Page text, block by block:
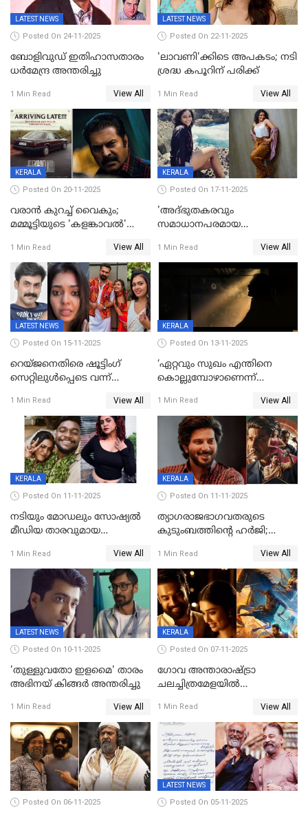
LATEST NEWS
Posted On 24-11-2025
ബോളിവുഡ് ഇതിഹാസതാരം
ധർമേന്ദ്ര അന്തരിച്ചു
1 Min Read View All
LATEST NEWS
Posted On 22-11-2025
'ലാവണി'ക്കിടെ അപകടം; നടി
ശ്രദ്ധ കപൂറിന് പരിക്ക്
1 Min Read View All
KERALA
Posted On 20-11-2025
വരാൻ കുറച്ച് വൈകും;
മമ്മൂട്ടിയുടെ 'കളങ്കാവൽ'
1 Min Read View All
KERALA
Posted On 17-11-2025
'അദ്‌ഭുതകരവും
സമാധാനപരമായ
വിവാഹമോചിതയായെന്ന് മീര
വാസുദേവൻ
1 Min Read View All
LATEST NEWS
Posted On 15-11-2025
റെയ്ജനെതിരെ ഷൂട്ടിംഗ്
സെറ്റിലുൾപ്പെടെ വന്ന്
ബിയര്‍ കുപ്പി തലയ്ക്ക് അടിച്ച്
പൊട്ടിക്കുമെന്ന്
ഭീഷണി;അശ്ലീല
മെസേജുകളും വെളിപ്പെടുത്തി
മൃദുല വിജയ്
1 Min Read View All
KERALA
Posted On 13-11-2025
‘ഏറ്റവും സുഖം എന്തിനെ
കൊല്ലുമ്പോഴാണെന്ന്
വില്ലത്തരത്തിന്റെ അങ്ങേയറ്റം;
മമ്മൂട്ടി മാജിക്ക്, കളങ്കാവല്‍
ട്രെയിലര്‍ പുറത്ത്
1 Min Read View All
KERALA
Posted On 11-11-2025
നടിയും മോഡലും സോഷ്യൽ
മീഡിയ താരവുമായ
ഇന്ന്‌ നല്ലൊരു ബിസി ഡേ
ആയിരുന്നുവെന്ന് നന്ദിത
ശങ്കര
1 Min Read View All
KERALA
Posted On 11-11-2025
ത്യാഗരാജഭാഗവതരുടെ
കുടുംബത്തിന്റെ ഹര്‍ജി;
ഹൈക്കോടതി നോട്ടീസ്‌
1 Min Read View All
LATEST NEWS
Posted On 10-11-2025
'തുള്ളുവതോ ഇളമൈ' താരം
അഭിനയ് കിങ്ങർ അന്തരിച്ചു
1 Min Read View All
KERALA
Posted On 07-11-2025
ഗോവ അന്താരാഷ്ട്രാ
ചലച്ചിത്രമേളയില്‍
മലയാളത്തില്‍നിന്ന്
ഏകചിത്രമായി 'എആര്‍എം';
1 Min Read View All
Posted On 06-11-2025
LATEST NEWS
Posted On 05-11-2025